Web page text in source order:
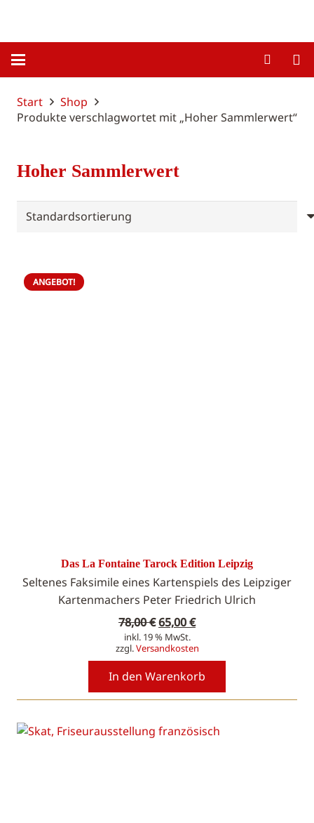
Start
Shop
Produkte verschlagwortet mit „Hoher Sammlerwert“
Hoher Sammlerwert
ANGEBOT!
Das La Fontaine Tarock Edition Leipzig
Seltenes Faksimile eines Kartenspiels des Leipziger
Kartenmachers Peter Friedrich Ulrich
78,00€Ursprünglicher
Preis
war:
78,00 €
65,00€Aktueller
ist:
65,00 €.
inkl. 19 % MwSt.
zzgl.Versandkosten
In den Warenkorb